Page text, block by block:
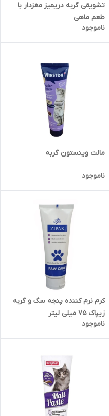
تشویقی گربه دریمیز مغزدار با
طعم ماهی
ناموجود
مالت وینستون گربه
ناموجود
کرم نرم کننده پنجه سگ و گربه
زیپاک 75 میلی لیتر
ناموجود